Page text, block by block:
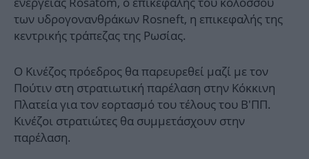
των υδρογονανθράκων Rosneft, η επικεφαλής της
κεντρικής τράπεζας της Ρωσίας.
Ο Κινέζος πρόεδρος θα παρευρεθεί μαζί με τον
Πούτιν στη στρατιωτική παρέλαση στην Κόκκινη
Πλατεία για τον εορτασμό του τέλους του Β'ΠΠ.
Κινέζοι στρατιώτες θα συμμετάσχουν στην
παρέλαση.